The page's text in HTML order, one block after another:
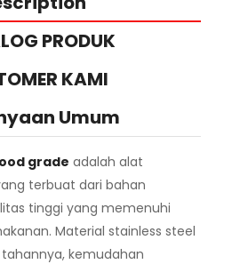
PRODUK
KAMI
Umum
grade adalah alat
terbuat dari bahan
tinggi yang memenuhi
Material stainless steel
kemudahan